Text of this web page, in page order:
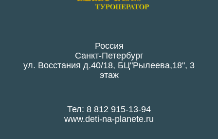
Россия
Санкт-Петербург
ул. Восстания д.40/18, БЦ"Рылеева,18", 3
этаж
Тел: 8 812 915-13-94
www.deti-na-planete.ru